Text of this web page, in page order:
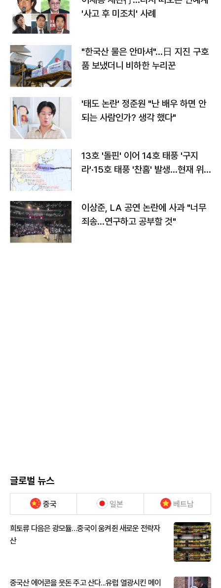
'사고 후 미조치' 사례
"한국산 물은 안마셔"…日 지진 구호
품 보냈더니 비하한 누리꾼
'태도 논란' 정준원 "난 배우 하면 안
되는 사람인가? 생각 했다"
13호 '돌핀' 이어 14호 태풍 '구지
라'·15호 태풍 '찬홈' 발생…현재 위
이상준, LA 공연 논란에 사과 "너무
죄송…연구하고 공부할 것"
글로벌 뉴스
중국 일본 베트남
희토류 다음은 광모듈…중국이 움켜쥔 새로운 전략자
산
중국산 에어콘을 웃돈 주고 산다...유럽 열광시킨 메이